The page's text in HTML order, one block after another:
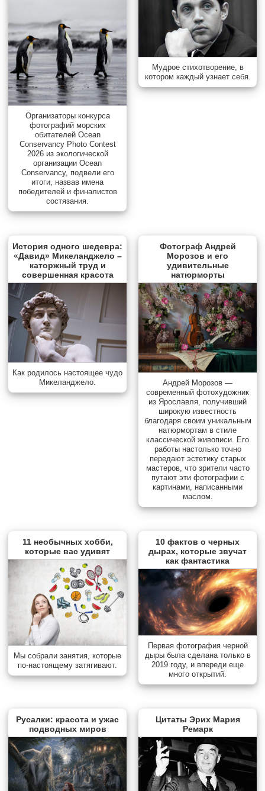
Организаторы конкурса
фотографий морских
обитателей Ocean
Conservancy Photo Contest
2026 из экологической
организации Ocean
Conservancy, подвели его
итоги, назвав имена
победителей и финалистов
состязания.
Мудрое стихотворение, в
котором каждый узнает себя.
История одного шедевра:
«Давид» Микеланджело –
каторжный труд и
совершенная красота
Как родилось настоящее чудо
Микеланджело.
Фотограф Андрей
Морозов и его
удивительные
натюрморты
Андрей Морозов —
современный фотохудожник
из Ярославля, получивший
широкую известность
благодаря своим уникальным
натюрмортам в стиле
классической живописи. Его
работы настолько точно
передают эстетику старых
мастеров, что зрители часто
путают эти фотографии с
картинами, написанными
маслом.
11 необычных хобби,
которые вас удивят
Мы собрали занятия, которые
по-настоящему затягивают.
10 фактов о черных
дырах, которые звучат
как фантастика
Первая фотография черной
дыры была сделана только в
2019 году, и впереди еще
много открытий.
Русалки: красота и ужас
подводных миров
Цитаты Эрих Мария
Ремарк